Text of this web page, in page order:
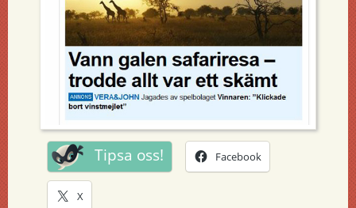
Tipsa oss! Facebook
X